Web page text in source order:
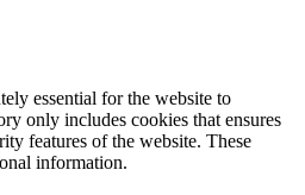
essential for the website to
only includes cookies that ensures
features of the website. These
information.